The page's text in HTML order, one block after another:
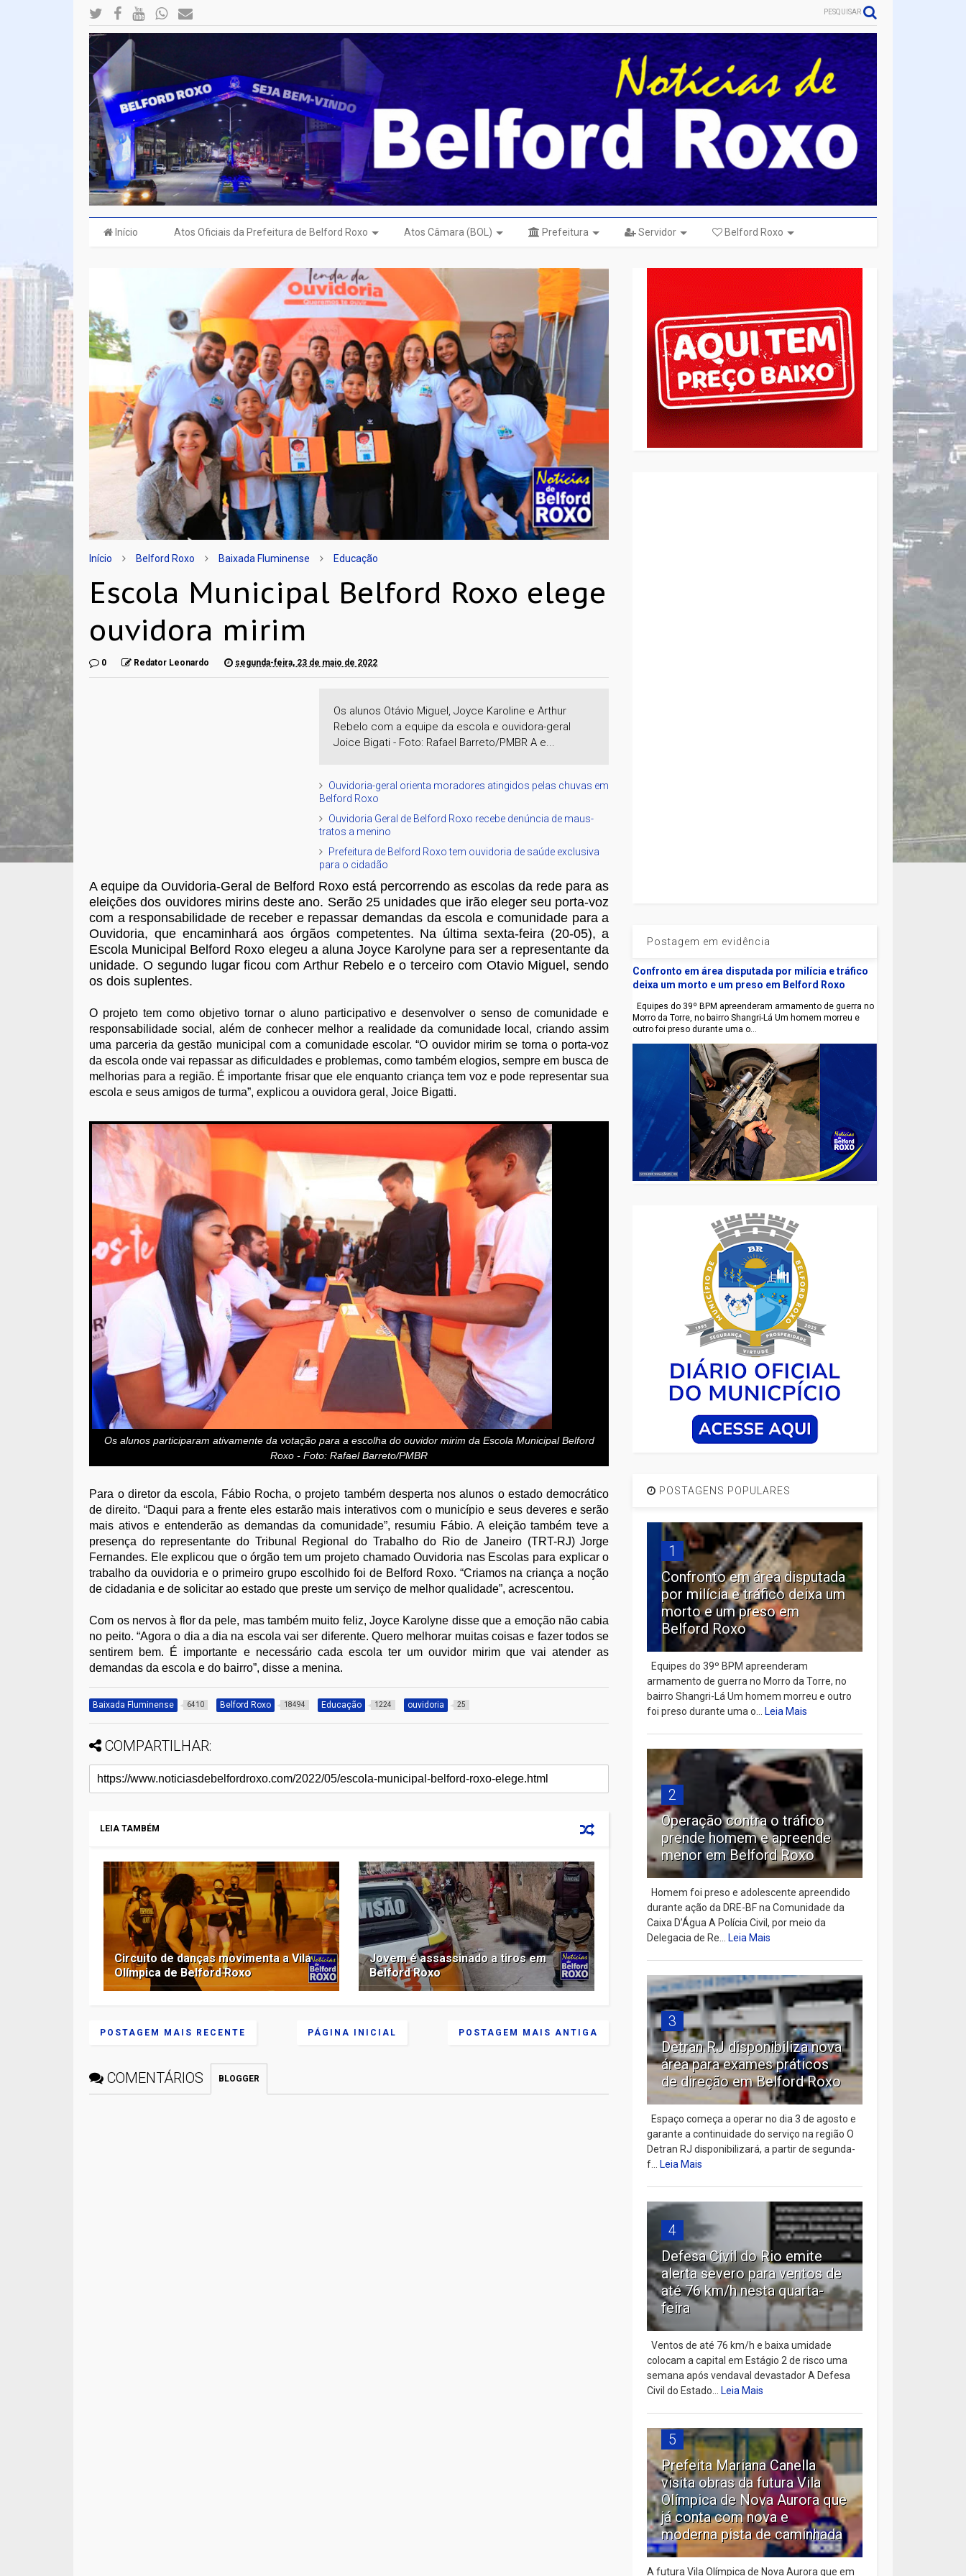
PESQUISAR
Início Atos Oficiais da Prefeitura de Belford Roxo Atos Câmara (BOL) Prefeitura Servidor Belford Roxo
Início Belford Roxo Baixada Fluminense Educação
Escola Municipal Belford Roxo elege
ouvidora mirim
0 Redator Leonardo segunda-feira, 23 de maio de 2022
Os alunos Otávio Miguel, Joyce Karoline e Arthur
Rebelo com a equipe da escola e ouvidora-geral
Joice Bigati - Foto: Rafael Barreto/PMBR A e...
Ouvidoria-geral orienta moradores atingidos pelas chuvas em
Belford Roxo
Ouvidoria Geral de Belford Roxo recebe denúncia de maus-
tratos a menino
Prefeitura de Belford Roxo tem ouvidoria de saúde exclusiva
para o cidadão
A equipe da Ouvidoria-Geral de Belford Roxo está percorrendo as escolas da rede para as
eleições dos ouvidores mirins deste ano. Serão 25 unidades que irão eleger seu porta-voz
com a responsabilidade de receber e repassar demandas da escola e comunidade para a
Ouvidoria, que encaminhará aos órgãos competentes. Na última sexta-feira (20-05), a
Escola Municipal Belford Roxo elegeu a aluna Joyce Karolyne para ser a representante da
unidade. O segundo lugar ficou com Arthur Rebelo e o terceiro com Otavio Miguel, sendo
os dois suplentes.
O projeto tem como objetivo tornar o aluno participativo e desenvolver o senso de comunidade e
responsabilidade social, além de conhecer melhor a realidade da comunidade local, criando assim
uma parceria da gestão municipal com a comunidade escolar. “O ouvidor mirim se torna o porta-voz
da escola onde vai repassar as dificuldades e problemas, como também elogios, sempre em busca de
melhorias para a região. É importante frisar que ele enquanto criança tem voz e pode representar sua
escola e seus amigos de turma”, explicou a ouvidora geral, Joice Bigatti.
Os alunos participaram ativamente da votação para a escolha do ouvidor mirim da Escola Municipal Belford
Roxo - Foto: Rafael Barreto/PMBR
Para o diretor da escola, Fábio Rocha, o projeto também desperta nos alunos o estado democrático
de direito. “Daqui para a frente eles estarão mais interativos com o município e seus deveres e serão
mais ativos e entenderão as demandas da comunidade”, resumiu Fábio. A eleição também teve a
presença do representante do Tribunal Regional do Trabalho do Rio de Janeiro (TRT-RJ) Jorge
Fernandes. Ele explicou que o órgão tem um projeto chamado Ouvidoria nas Escolas para explicar o
trabalho da ouvidoria e o primeiro grupo escolhido foi de Belford Roxo. “Criamos na criança a noção
de cidadania e de solicitar ao estado que preste um serviço de melhor qualidade”, acrescentou.
Com os nervos à flor da pele, mas também muito feliz, Joyce Karolyne disse que a emoção não cabia
no peito. “Agora o dia a dia na escola vai ser diferente. Quero melhorar muitas coisas e fazer todos se
sentirem bem. É importante e necessário cada escola ter um ouvidor mirim que vai atender as
demandas da escola e do bairro”, disse a menina.
Baixada Fluminense 6410 Belford Roxo 18494 Educação 1224 ouvidoria 25
COMPARTILHAR:
LEIA TAMBÉM
Circuito de danças movimenta a Vila
Olímpica de Belford Roxo
Jovem é assassinado a tiros em
Belford Roxo
POSTAGEM MAIS RECENTE POSTAGEM MAIS ANTIGA
PÁGINA INICIAL
COMENTÁRIOS BLOGGER
Postagem em evidência
Confronto em área disputada por milícia e tráfico
deixa um morto e um preso em Belford Roxo
Equipes do 39º BPM apreenderam armamento de guerra no
Morro da Torre, no bairro Shangri-Lá Um homem morreu e
outro foi preso durante uma o...
POSTAGENS POPULARES
1
Confronto em área disputada
por milícia e tráfico deixa um
morto e um preso em
Belford Roxo
Equipes do 39º BPM apreenderam
armamento de guerra no Morro da Torre, no
bairro Shangri-Lá Um homem morreu e outro
foi preso durante uma o...Leia Mais
2
Operação contra o tráfico
prende homem e apreende
menor em Belford Roxo
Homem foi preso e adolescente apreendido
durante ação da DRE-BF na Comunidade da
Caixa D’Água A Polícia Civil, por meio da
Delegacia de Re...Leia Mais
3
Detran RJ disponibiliza nova
área para exames práticos
de direção em Belford Roxo
Espaço começa a operar no dia 3 de agosto e
garante a continuidade do serviço na região O
Detran RJ disponibilizará, a partir de segunda-
f...Leia Mais
4
Defesa Civil do Rio emite
alerta severo para ventos de
até 76 km/h nesta quarta-
feira
Ventos de até 76 km/h e baixa umidade
colocam a capital em Estágio 2 de risco uma
semana após vendaval devastador A Defesa
Civil do Estado...Leia Mais
5
Prefeita Mariana Canella
visita obras da futura Vila
Olímpica de Nova Aurora que
já conta com nova e
moderna pista de caminhada
A futura Vila Olímpica de Nova Aurora que em